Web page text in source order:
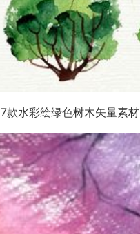
7款水彩绘绿色树木矢量素材